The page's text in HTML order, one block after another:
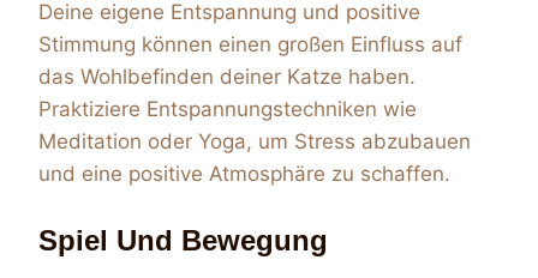
Deine eigene Entspannung und positive
Stimmung können einen großen Einfluss auf
das Wohlbefinden deiner Katze haben.
Praktiziere Entspannungstechniken wie
Meditation oder Yoga, um Stress abzubauen
und eine positive Atmosphäre zu schaffen.
Spiel Und Bewegung